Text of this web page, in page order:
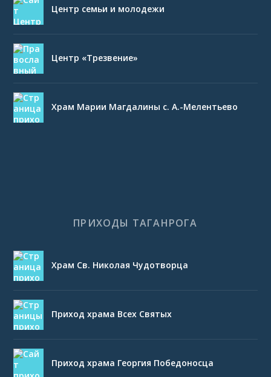
Центр семьи и молодежи
Центр «Трезвение»
Храм Марии Магдалины с. А.-Мелентьево
ПРИХОДЫ ТАГАНРОГА
Храм Св. Николая Чудотворца
Приход храма Всех Святых
Приход храма Георгия Победоносца